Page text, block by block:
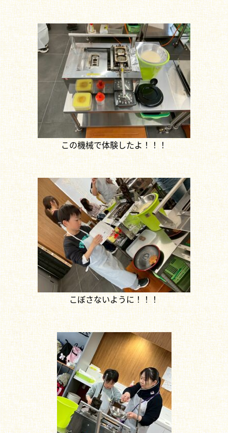
この機械で体験したよ！！！
こぼさないように！！！